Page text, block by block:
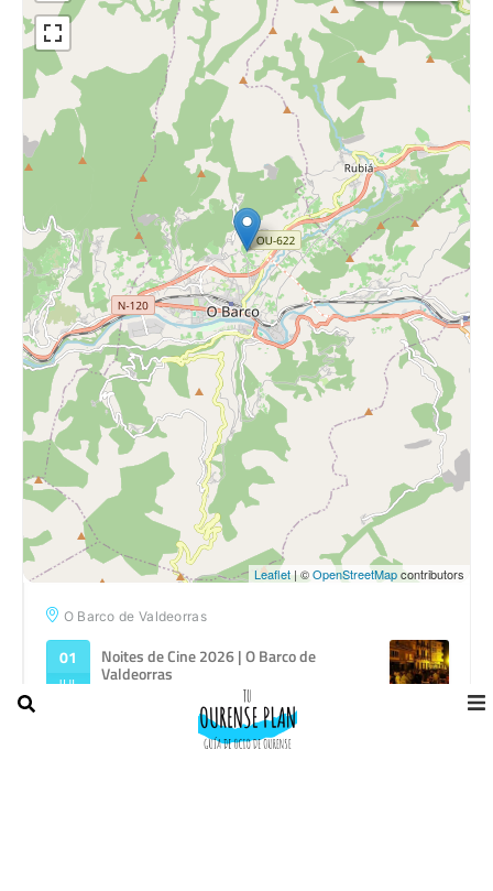
Leaflet | ©OpenStreetMapcontributors
O Barco de Valdeorras
JUL
01 Noites de Cine 2026 | O Barco de
Valdeorras
VII Terrasón | O Barco de Valdeorras